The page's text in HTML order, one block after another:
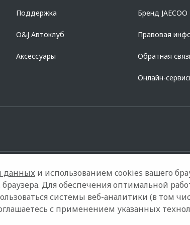
Поддержка
O&J Автоклуб
Аксессуары
Бренд JAECOO
Правовая
Обратная
Онлайн-
информация
данных и использованием cookies вашего
Для обеспечения оптимальной
системы веб-аналитики (в том
с применением указанных